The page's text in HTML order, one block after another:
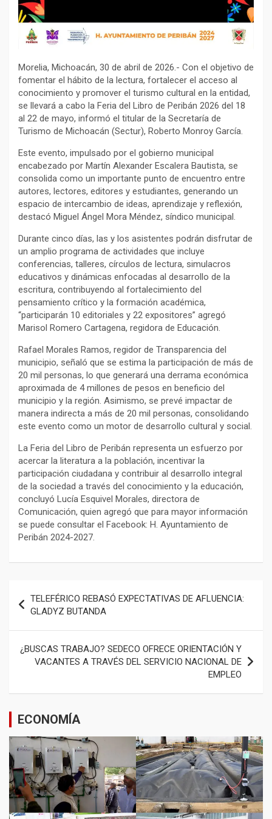
Morelia, Michoacán, 30 de abril de 2026.- Con el objetivo de
fomentar el hábito de la lectura, fortalecer el acceso al
conocimiento y promover el turismo cultural en la entidad,
se llevará a cabo la Feria del Libro de Peribán 2026 del 18
al 22 de mayo, informó el titular de la Secretaría de
Turismo de Michoacán (Sectur), Roberto Monroy García.
Este evento, impulsado por el gobierno municipal
encabezado por Martín Alexander Escalera Bautista, se
consolida como un importante punto de encuentro entre
autores, lectores, editores y estudiantes, generando un
espacio de intercambio de ideas, aprendizaje y reflexión,
destacó Miguel Ángel Mora Méndez, síndico municipal.
Durante cinco días, las y los asistentes podrán disfrutar de
un amplio programa de actividades que incluye
conferencias, talleres, círculos de lectura, simulacros
educativos y dinámicas enfocadas al desarrollo de la
escritura, contribuyendo al fortalecimiento del
pensamiento crítico y la formación académica,
“participarán 10 editoriales y 22 expositores” agregó
Marisol Romero Cartagena, regidora de Educación.
Rafael Morales Ramos, regidor de Transparencia del
municipio, señaló que se estima la participación de más de
20 mil personas, lo que generará una derrama económica
aproximada de 4 millones de pesos en beneficio del
municipio y la región. Asimismo, se prevé impactar de
manera indirecta a más de 20 mil personas, consolidando
este evento como un motor de desarrollo cultural y social.
La Feria del Libro de Peribán representa un esfuerzo por
acercar la literatura a la población, incentivar la
participación ciudadana y contribuir al desarrollo integral
de la sociedad a través del conocimiento y la educación,
concluyó Lucía Esquivel Morales, directora de
Comunicación, quien agregó que para mayor información
se puede consultar el Facebook: H. Ayuntamiento de
Peribán 2024-2027.
Navegación
de
entradas
TELEFÉRICO REBASÓ EXPECTATIVAS DE AFLUENCIA:
GLADYZ BUTANDA
¿BUSCAS TRABAJO? SEDECO OFRECE ORIENTACIÓN Y
VACANTES A TRAVÉS DEL SERVICIO NACIONAL DE
EMPLEO
ECONOMÍA